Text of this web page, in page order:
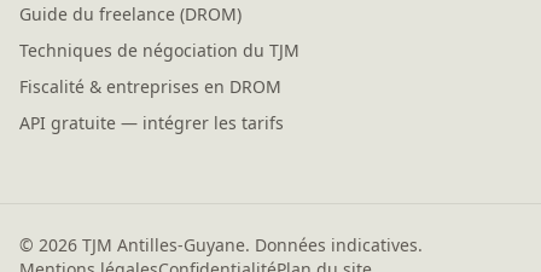
Guide du freelance (DROM)
Techniques de négociation du TJM
Fiscalité & entreprises en DROM
API gratuite — intégrer les tarifs
© 2026 TJM Antilles-Guyane. Données indicatives.